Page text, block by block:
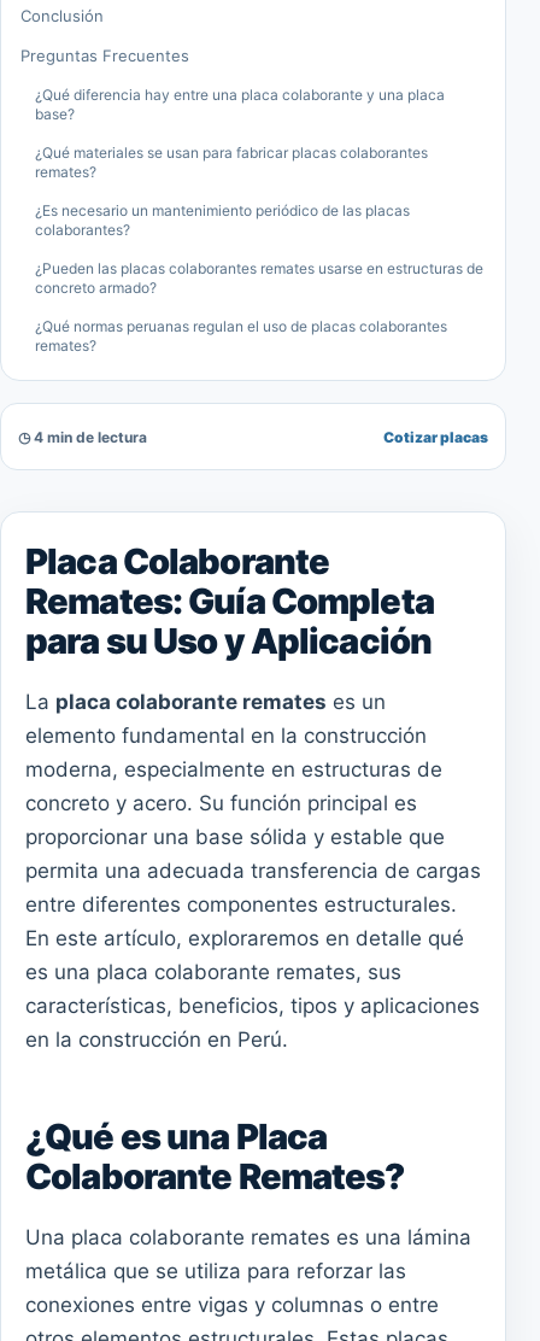
Conclusión
Preguntas Frecuentes
¿Qué diferencia hay entre una placa colaborante y una placa
base?
¿Qué materiales se usan para fabricar placas colaborantes
remates?
¿Es necesario un mantenimiento periódico de las placas
colaborantes?
¿Pueden las placas colaborantes remates usarse en estructuras de
concreto armado?
¿Qué normas peruanas regulan el uso de placas colaborantes
remates?
◷ 4 min de lectura Cotizar placas
Placa Colaborante
Remates: Guía Completa
para su Uso y Aplicación
La placa colaborante remates es un
elemento fundamental en la construcción
moderna, especialmente en estructuras de
concreto y acero. Su función principal es
proporcionar una base sólida y estable que
permita una adecuada transferencia de cargas
entre diferentes componentes estructurales.
En este artículo, exploraremos en detalle qué
es una placa colaborante remates, sus
características, beneficios, tipos y aplicaciones
en la construcción en Perú.
¿Qué es una Placa
Colaborante Remates?
Una placa colaborante remates es una lámina
metálica que se utiliza para reforzar las
conexiones entre vigas y columnas o entre